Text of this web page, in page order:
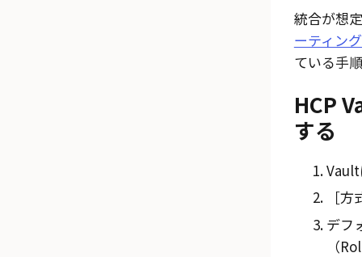
統合が想
ーティン
ている手
HCP
する
Vault
方
デフ
（